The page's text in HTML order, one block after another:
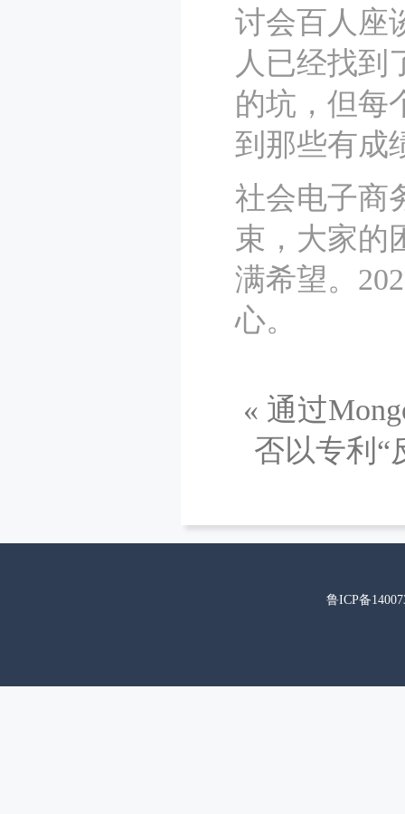
讨会百人座
人已经找到
的坑，但每
到那些有成
社会电子商
束，大家的
满希望。
心。
« 通过
否以专利“
鲁ICP备